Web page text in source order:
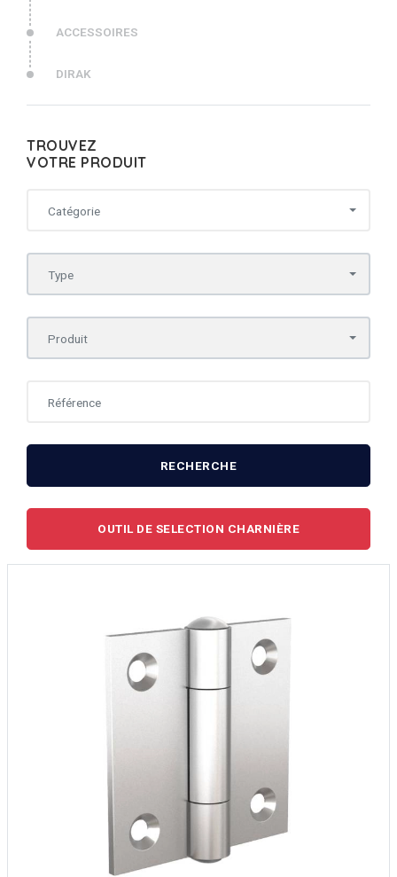
ACCESSOIRES
DIRAK
TROUVEZ
VOTRE PRODUIT
Catégorie
Type
Produit
RECHERCHE
OUTIL DE SELECTION CHARNIÈRE